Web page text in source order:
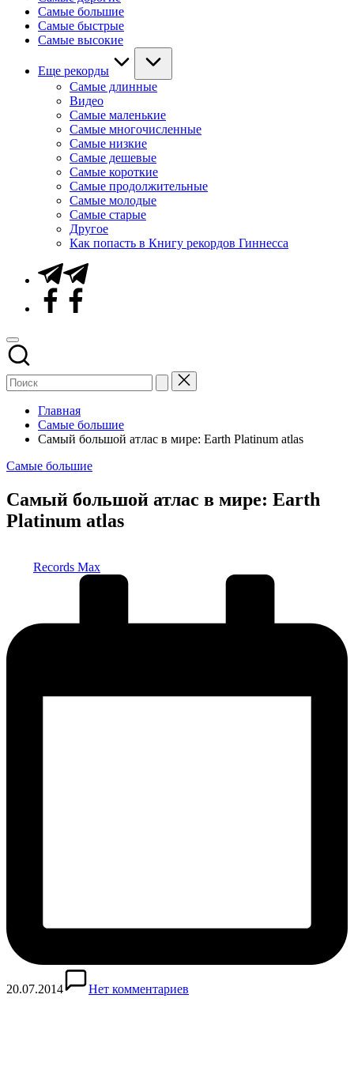
Самые большие
Самые быстрые
Самые высокие
Еще рекорды
Самые длинные
Видео
Самые маленькие
Самые многочисленные
Самые низкие
Самые дешевые
Самые короткие
Самые продолжительные
Самые молодые
Самые старые
Другое
Как попасть в Книгу рекордов Гиннесса
Telegram
Facebook
Главная
Самые большие
Самый большой атлас в мире: Earth Platinum atlas
Опубликовано
Самые большие
Самый большой атлас в мире: Earth
Platinum atlas
Records Max
20.07.2014 Нет комментариев